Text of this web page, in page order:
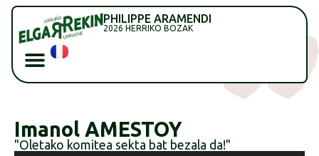
PHILIPPE ARAMENDI
2026 HERRIKO BOZAK
Imanol AMESTOY
"Oletako komitea sekta bat bezala da!"